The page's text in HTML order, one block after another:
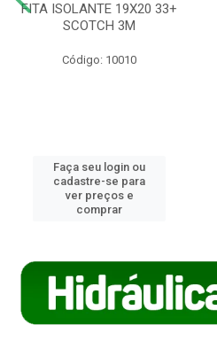
FITA ISOLANTE 19X20 33+
SCOTCH 3M
Código: 10010
Faça seu login ou
cadastre-se para
ver preços e
comprar